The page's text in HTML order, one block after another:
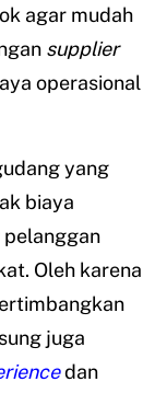
agar mudah
supplier
operasional
yang
biaya
pelanggan
Oleh karena
juga
dan